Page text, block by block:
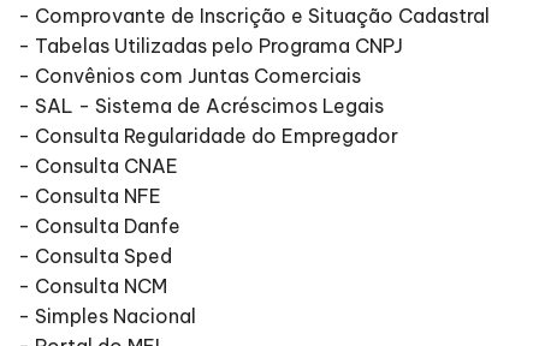
- Comprovante de Inscrição e Situação Cadastral
- Tabelas Utilizadas pelo Programa CNPJ
- Convênios com Juntas Comerciais
- SAL - Sistema de Acréscimos Legais
- Consulta Regularidade do Empregador
- Consulta CNAE
- Consulta NFE
- Consulta Danfe
- Consulta Sped
- Consulta NCM
- Simples Nacional